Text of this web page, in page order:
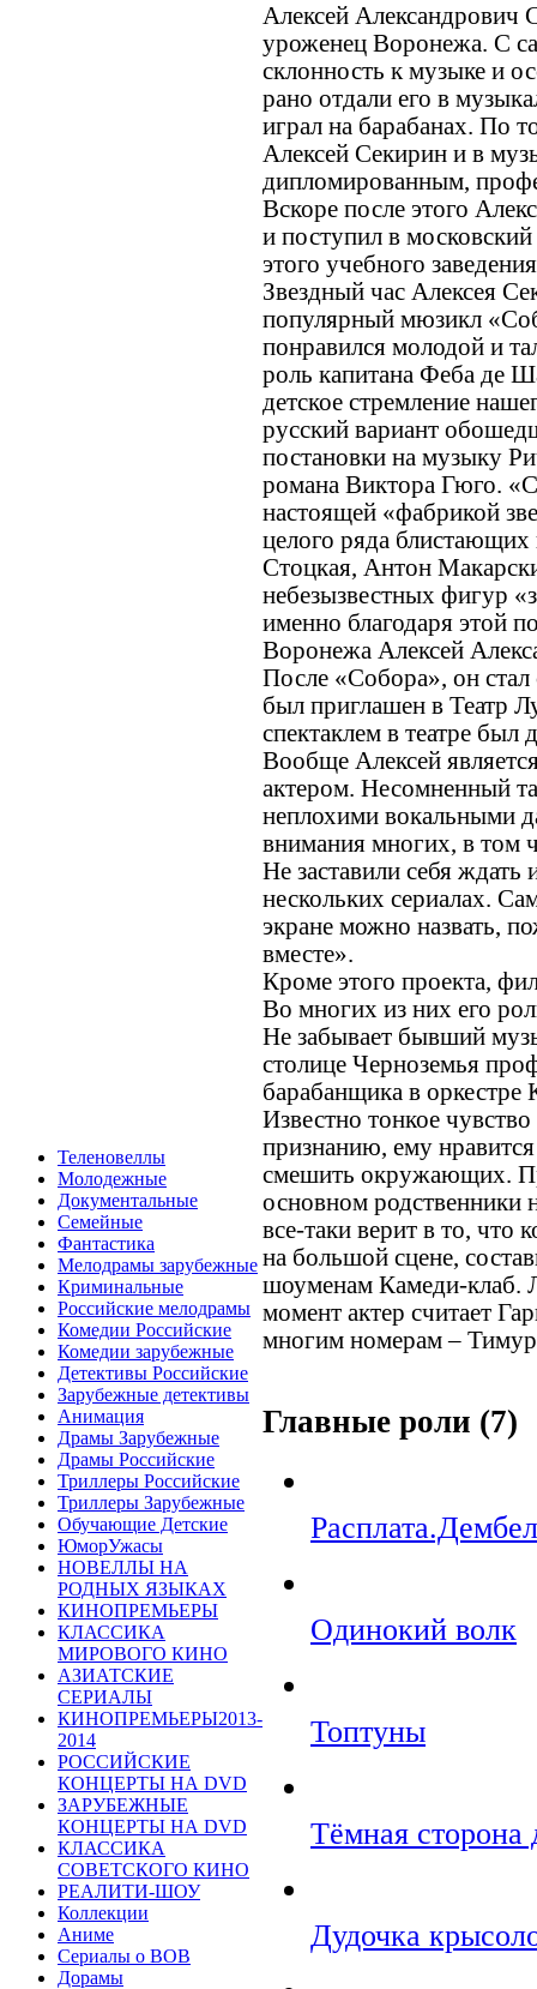
Теленовеллы
Молодежные
Документальные
Семейные
Фантастика
Мелодрамы зарубежные
Криминальные
Российские мелодрамы
Комедии Российские
Комедии зарубежные
Детективы Российские
Зарубежные детективы
Анимация
Драмы Зарубежные
Драмы Российские
Триллеры Российские
Триллеры Зарубежные
Обучающие Детские
ЮморУжасы
НОВЕЛЛЫ НА
РОДНЫХ ЯЗЫКАХ
КИНОПРЕМЬЕРЫ
КЛАССИКА
МИРОВОГО КИНО
АЗИАТСКИЕ
СЕРИАЛЫ
КИНОПРЕМЬЕРЫ2013-
2014
РОССИЙСКИЕ
КОНЦЕРТЫ НА DVD
ЗАРУБЕЖНЫЕ
КОНЦЕРТЫ НА DVD
КЛАССИКА
СОВЕТСКОГО КИНО
РЕАЛИТИ-ШОУ
Коллекции
Аниме
Сериалы о ВОВ
Дорамы
Алексей Александрович
уроженец Воронежа. С
склонность к музыке и
рано отдали его в
играл на барабанах. По
Алексей Секирин и в
дипломированным,
Вскоре после этого
и поступил в
этого учебного
Звездный час Алексея
популярный мюзикл
понравился молодой и
роль капитана Феба де
детское стремление
русский вариант
постановки на музыку
романа Виктора Гюго.
настоящей «фабрикой
целого ряда блистающих
Стоцкая, Антон
небезызвестных фигур
именно благодаря этой
Воронежа Алексей
После «Собора», он
был приглашен в Театр
спектаклем в театре
Вообще Алексей
актером. Несомненный
неплохими вокальными
внимания многих, в том
Не заставили себя
нескольких сериалах.
экране можно назвать,
вместе».
Кроме этого проекта,
Во многих из них его
Не забывает бывший
столице Черноземья
барабанщика в
Известно тонкое
признанию, ему
смешить окружающих.
основном
все-таки верит в то, что
на большой сцене,
шоуменам Камеди-клаб.
момент актер считает
многим номерам –
Главные роли (7)
Одинокий волк
Топтуны
Тёмная
Дудочка